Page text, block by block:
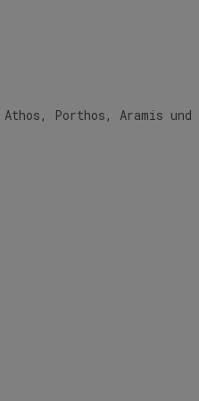
Porthos, Aramis und